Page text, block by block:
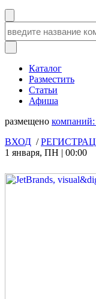
Каталог
Разместить
Статьи
Афиша
размещено компаний:
ВХОД /
1 января, ПН | 00:00